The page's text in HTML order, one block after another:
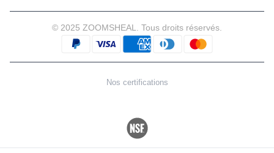
© 2025 ZOOMSHEAL. Tous droits réservés.
Nos certifications